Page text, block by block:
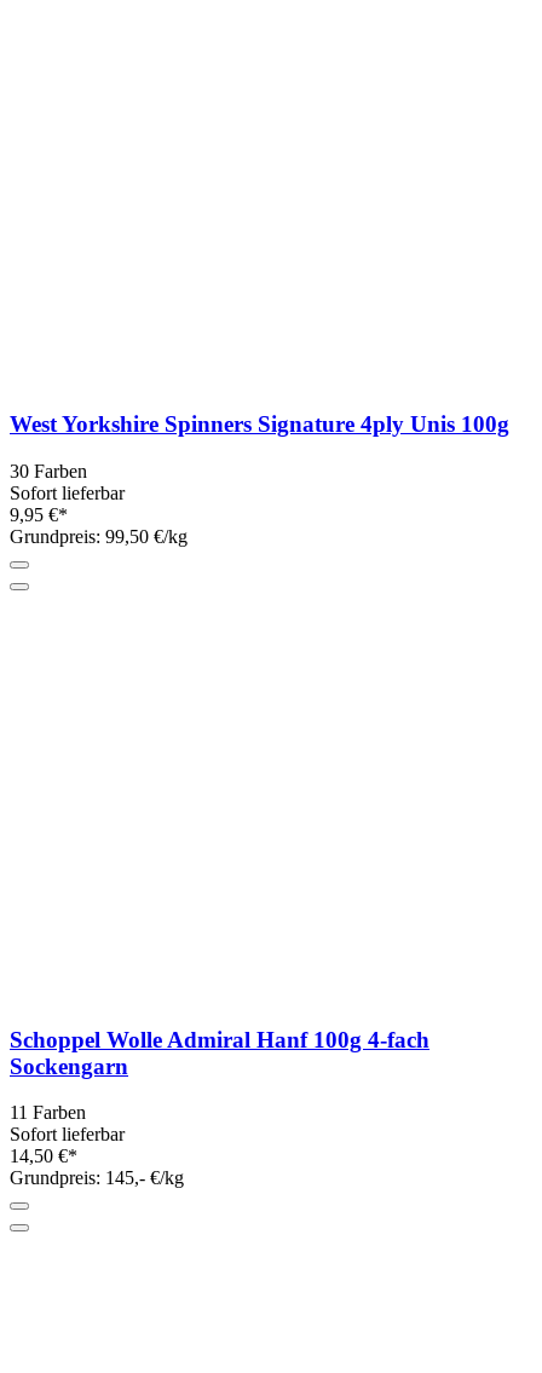
West Yorkshire Spinners Signature 4ply Unis 100g
30 Farben
Sofort lieferbar
9,95 €*
Grundpreis: 99,50 €/kg
Schoppel Wolle Admiral Hanf 100g 4-fach
Sockengarn
11 Farben
Sofort lieferbar
14,50 €*
Grundpreis: 145,- €/kg